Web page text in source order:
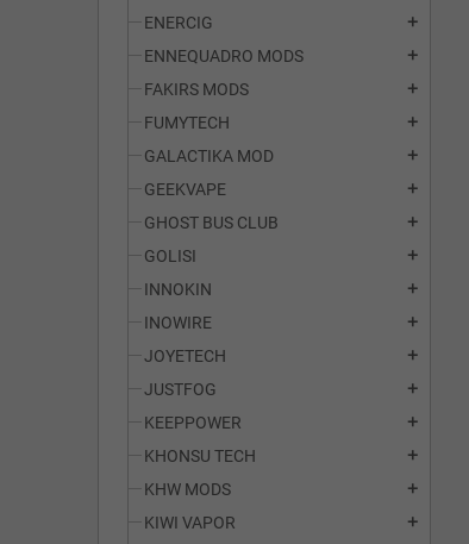
ENERCIG add
ENNEQUADRO MODS add
FAKIRS MODS add
FUMYTECH add
GALACTIKA MOD add
GEEKVAPE add
GHOST BUS CLUB add
GOLISI add
INNOKIN add
INOWIRE add
JOYETECH add
JUSTFOG add
KEEPPOWER add
KHONSU TECH add
KHW MODS add
KIWI VAPOR add